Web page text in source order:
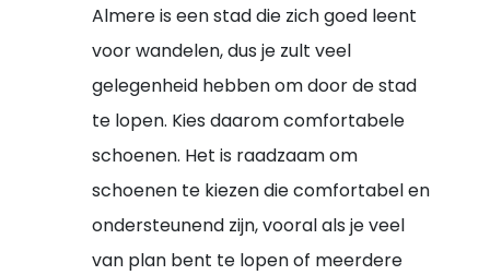
Almere is een stad die zich goed leent
voor wandelen, dus je zult veel
gelegenheid hebben om door de stad
te lopen. Kies daarom comfortabele
schoenen. Het is raadzaam om
schoenen te kiezen die comfortabel en
ondersteunend zijn, vooral als je veel
van plan bent te lopen of meerdere